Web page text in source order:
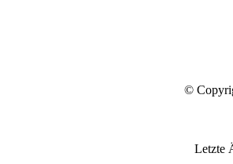
©
Letzte